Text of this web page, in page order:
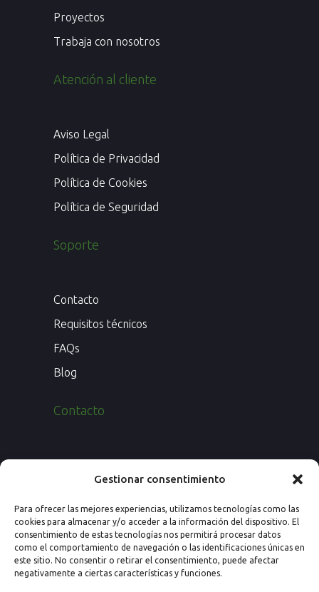
Gestionar consentimiento
Para ofrecer las mejores experiencias, utilizamos tecnologías como las
cookies para almacenar y/o acceder a la información del dispositivo. El
consentimiento de estas tecnologías nos permitirá procesar datos
como el comportamiento de navegación o las identificaciones únicas en
este sitio. No consentir o retirar el consentimiento, puede afectar
negativamente a ciertas características y funciones.
Proyectos
Trabaja con nosotros
Atención al cliente
Aviso Legal
Política de Privacidad
Política de Cookies
Política de Seguridad
Soporte
Contacto
Requisitos técnicos
FAQs
Blog
Contacto
50008 Zaragoza (España)
Email: info@nextprevencion.com
Tel: (+34) 976 259 724